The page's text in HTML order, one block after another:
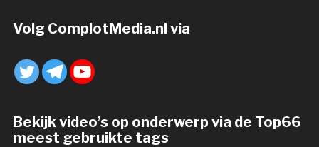
Volg ComplotMedia.nl via
Bekijk video’s op onderwerp via de Top66
meest gebruikte tags